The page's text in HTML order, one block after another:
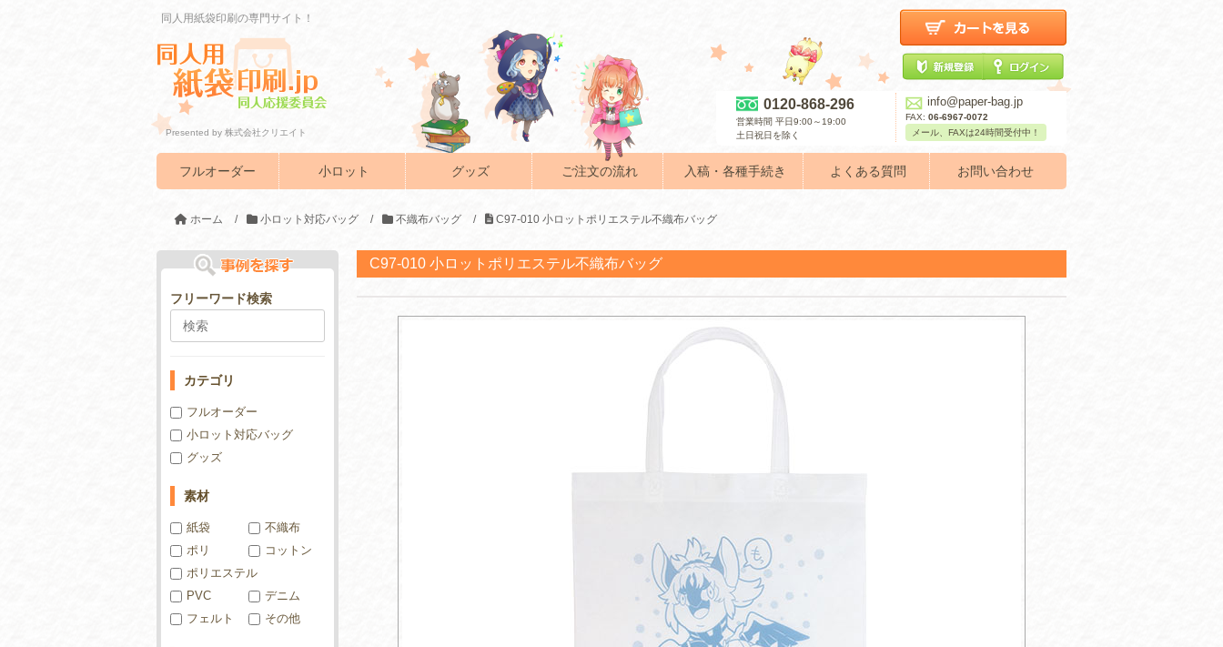
同人用紙袋印刷の専門サイト！
Presented by 株式会社クリエイト
0120-868-296
営業時間 平日9:00～19:00
土日祝日を除く
info@paper-bag.jp
FAX: 06-6967-0072
メール、FAXは24時間受付中！
フルオーダー 小ロット グッズ ご注文の流れ 入稿・各種手続き よくある質問 お問い合わせ
ホーム / 小ロット対応バッグ / 不織布バッグ / C97-010 小ロットポリエステル不織布バッグ
C97-010 小ロットポリエステル不織布バッグ
フリーワード検索
カテゴリ
フルオーダー
小ロット対応バッグ
グッズ
素材
紙袋
不織布
ポリ
コットン
ポリエステル
PVC
デニム
フェルト
その他